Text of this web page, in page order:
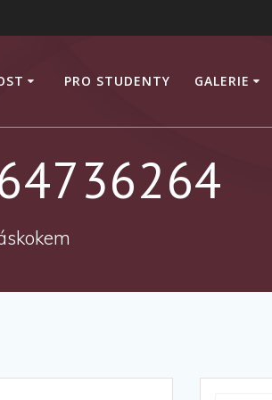
PRO STUDENTY GALERIE